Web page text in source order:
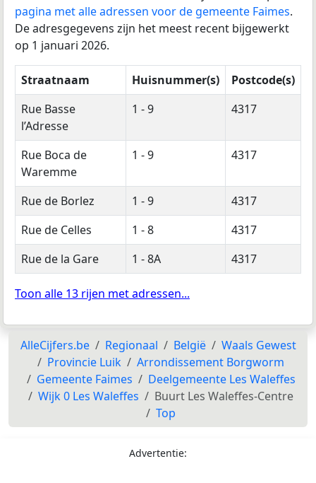
pagina met alle adressen voor de gemeente Faimes.
De adresgegevens zijn het meest recent bijgewerkt
op 1 januari 2026.
Straatnaam Huisnummer(s)
Postcode(s)
Rue Basse
l’Adresse
1 - 9 4317
Rue Boca de
Waremme
1 - 9 4317
Rue de Borlez 1 - 9
4317
Rue de Celles
1 - 8
4317
Rue de la Gare
1 - 8A 4317
Toon alle 13 rijen met adressen...
AlleCijfers.be Regionaal België
Waals Gewest
Provincie Luik
Arrondissement Borgworm
Gemeente Faimes
Deelgemeente Les Waleffes
Wijk 0 Les Waleffes
Buurt Les Waleffes-Centre
Top
Advertentie: